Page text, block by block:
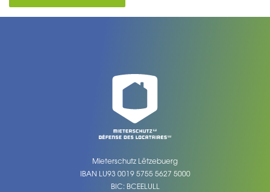
Mieterschutz Lëtzebuerg
IBAN LU93 0019 5755 5627 5000
BIC: BCEELULL